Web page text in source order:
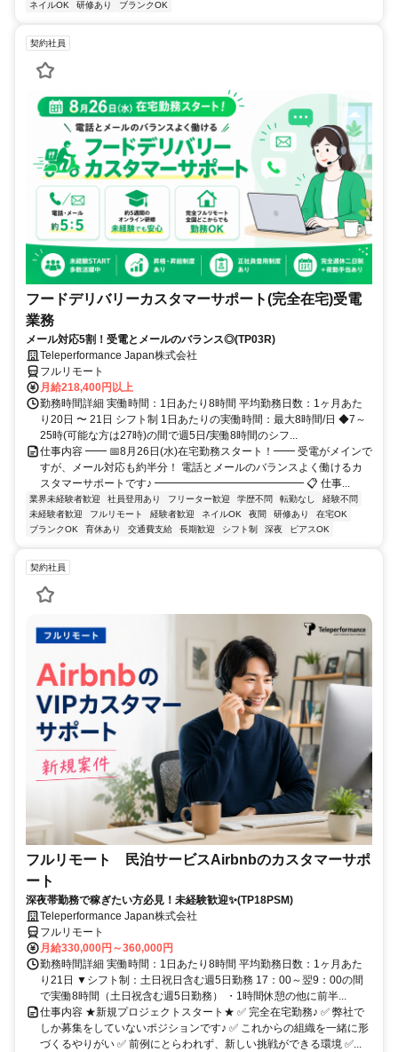
ネイルOK 研修あり ブランクOK
契約社員
フードデリバリーカスタマーサポート(完全在宅)受電
業務
メール対応5割！受電とメールのバランス◎(TP03R)
Teleperformance Japan株式会社
フルリモート
月給218,400円以上
勤務時間詳細 実働時間：1日あたり8時間 平均勤務日数：1ヶ月あた
り20日 〜 21日 シフト制 1日あたりの実働時間：最大8時間/日 ◆7～
25時(可能な方は27時)の間で週5日/実働8時間のシフ...
仕事内容 ━━ 📅8月26日(水)在宅勤務スタート！━━ 受電がメインで
すが、メール対応も約半分！ 電話とメールのバランスよく働けるカ
スタマーサポートです♪ ━━━━━━━━━━━━━━ 📋 仕事...
業界未経験者歓迎 社員登用あり フリーター歓迎 学歴不問 転勤なし
経験不問
未経験者歓迎
フルリモート 経験者歓迎 ネイルOK 夜間 研修あり
在宅OK
ブランクOK
育休あり 交通費支給 長期歓迎 シフト制 深夜 ピアスOK
契約社員
フルリモート 民泊サービスAirbnbのカスタマーサポ
ート
深夜帯勤務で稼ぎたい方必見！未経験歓迎✨(TP18PSM)
Teleperformance Japan株式会社
フルリモート
月給330,000円～360,000円
勤務時間詳細 実働時間：1日あたり8時間 平均勤務日数：1ヶ月あた
り21日 ▼シフト制：土日祝日含む週5日勤務 17：00～翌9：00の間
で実働8時間（土日祝含む週5日勤務） ・1時間休憩の他に前半...
仕事内容 ★新規プロジェクトスタート★ ✅ 完全在宅勤務♪ ✅ 弊社で
しか募集をしていないポジションです♪ ✅ これからの組織を一緒に形
づくるやりがい ✅ 前例にとらわれず、新しい挑戦ができる環境 ✅...